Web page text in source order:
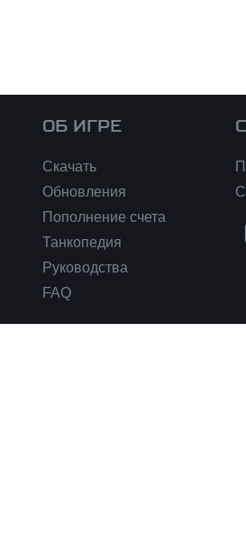
ОБ ИГРЕ
Скачать
Обновления
Пополнение счета
Танкопедия
Руководства
FAQ